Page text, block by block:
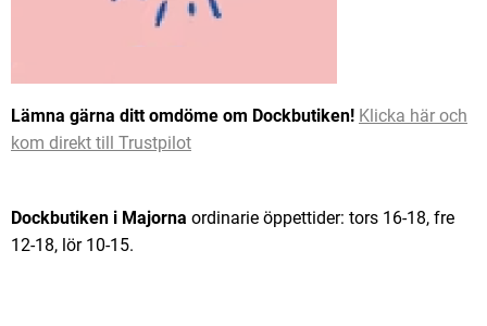
Lämna gärna ditt omdöme om Dockbutiken! Klicka här och
kom direkt till Trustpilot
Dockbutiken i Majorna ordinarie öppettider: tors 16-18, fre
12-18, lör 10-15.